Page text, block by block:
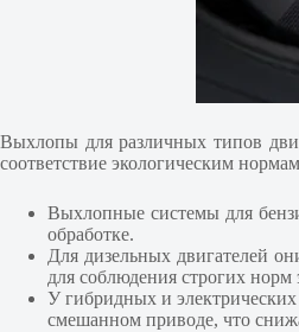
Выхлопы для различных типов
соответствие экологическим
Выхлопные системы для
обработке.
Для дизельных двигателей
для соблюдения строгих норм
У гибридных и
смешанном приводе, что